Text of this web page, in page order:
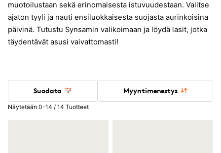
muotoilustaan sekä erinomaisesta istuvuudestaan. Valitse
ajaton tyyli ja nauti ensiluokkaisesta suojasta aurinkoisina
päivinä. Tutustu Synsamin valikoimaan ja löydä lasit, jotka
täydentävät asusi vaivattomasti!
Suodata Myyntimenestys
Näytetään 0-14 / 14 Tuotteet